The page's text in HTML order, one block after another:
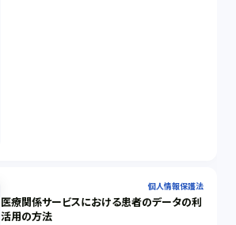
個人情報保護法
医療関係サービスにおける患者のデータの利
活用の方法